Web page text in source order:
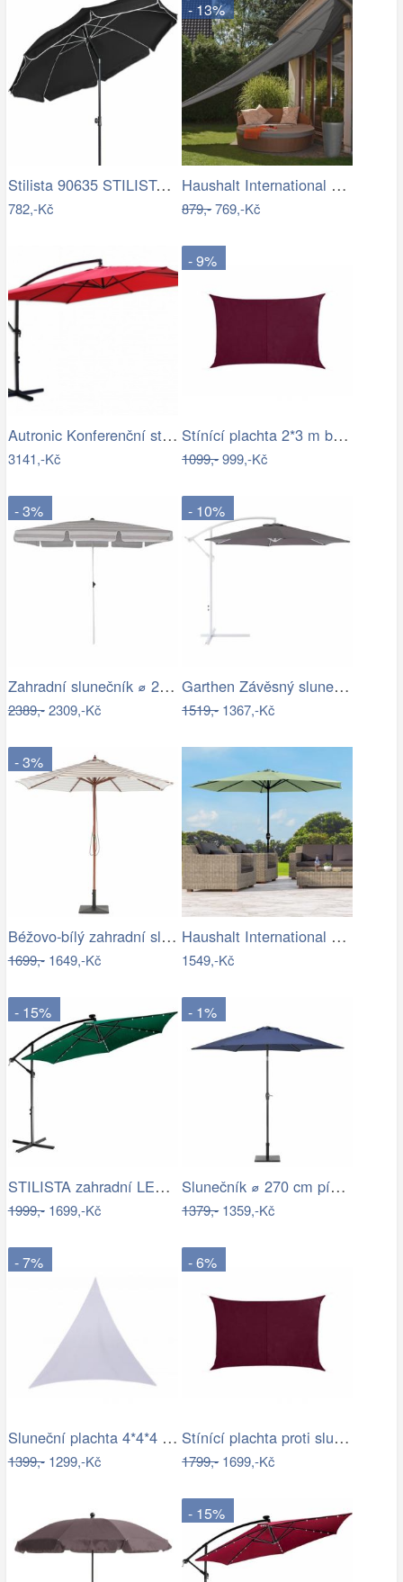
Stilista 90635 STILISTA Zahradní…
782,-Kč
- 13%
Haushalt International Stínící…
879,-769,-Kč
Autronic Konferenční stolek AHG-402 WT
3141,-Kč
- 9%
Stínící plachta 2*3 m bordó
1099,-999,-Kč
- 3%
Zahradní slunečník ⌀ 2,85 m světle…
2389,-2309,-Kč
- 10%
Garthen Závěsný slunečník s kličkou - 3…
1519,-1367,-Kč
- 3%
Béžovo-bílý zahradní slunečník ⌀260 cm…
1699,-1649,-Kč
Haushalt International Kovový slunečník…
1549,-Kč
- 15%
STILISTA zahradní LED slunečník s…
1999,-1699,-Kč
- 1%
Slunečník ⌀ 270 cm pískově béžový VARESE
1379,-1359,-Kč
- 7%
Sluneční plachta 4*4*4 m bílá
1399,-1299,-Kč
- 6%
Stínící plachta proti slunci 3x4m bordó
1799,-1699,-Kč
- 15%